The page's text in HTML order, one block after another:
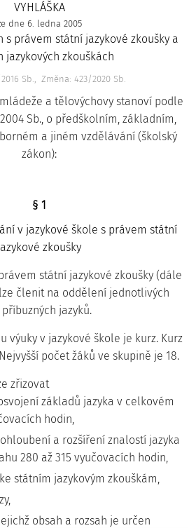
VYHLÁŠKA
dne 6. ledna 2005
s právem státní jazykové zkoušky a
jazykových zkouškách
Sb. Změna: 423/2020 Sb.
a tělovýchovy stanoví podle
Sb., o předškolním, základním,
a jiném vzdělávání (školský
zákon):
§ 1
v jazykové škole s právem státní
zkoušky
státní jazykové zkoušky (dále
členit na oddělení jednotlivých
jazyků.
výuky v jazykové škole je kurz. Kurz
počet žáků ve skupině je 18.
zřizovat
základů jazyka v celkovém
hodin,
a rozšíření znalostí jazyka
280 až 315 vyučovacích hodin,
státním jazykovým zkouškám,
obsah a rozsah je určen